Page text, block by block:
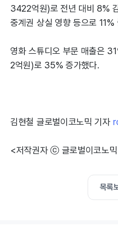
3422억원)로 전년 대비 8%
중계권 상실 영향 등으로 11%
영화 스튜디오 부문 매출은
2억원)로 35% 증가했다.
김현철 글로벌이코노믹 기자
<저작권자 ⓒ 글로벌이코노
목록